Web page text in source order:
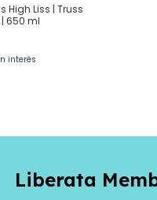
High Liss | Truss
650 ml
interés
Liberata